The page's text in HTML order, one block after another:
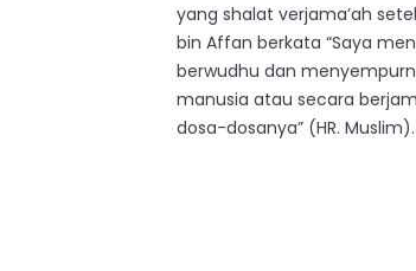
yang shalat verjama’ah
bin Affan berkata “Saya
berwudhu dan
manusia atau secara
dosa-dosanya” (HR. Muslim).